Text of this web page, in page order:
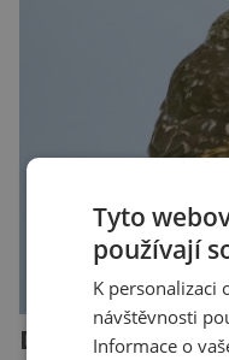
Skutečně
podíváme na
Electrified S2 a X2,
Další rána pro
Tyto
používají
K personalizaci
návštěvnosti
Informace o